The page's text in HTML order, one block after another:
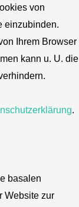
von
einzubinden.
Ihrem Browser
kann u. U. die
.
basalen
Website zur